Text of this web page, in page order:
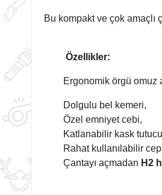
Bu kompakt ve
Özellikler:
Ergonomik örgü
Dolgulu bel
Özel
Katlanabilir kask
Rahat kullanılabilir
Çantayı açmadan H2